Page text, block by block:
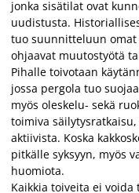
jonka sisätilat ovat
uudistusta.
tuo suunnitteluun
ohjaavat muutostyötä
Pihalle toivotaan
jossa pergola tuo
myös oleskelu- sekä
toimiva
aktiivista. Koska
pitkälle syksyyn, myös
huomiota.
Kaikkia toiveita ei